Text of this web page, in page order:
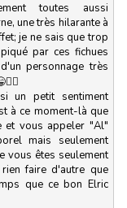
toutes aussi
une très hilarante à
je ne sais que trop
par ces fichues
personnage très
un petit sentiment
à ce moment-là que
et vous appeler "Al"
mais seulement
vous êtes seulement
faire d'autre que
que ce bon Elric